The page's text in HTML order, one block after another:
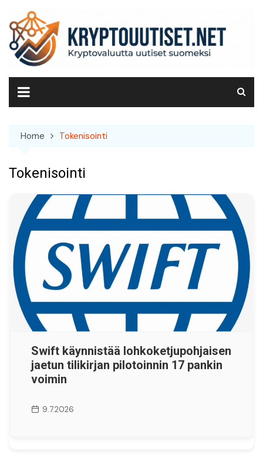
content
Home Tokenisointi
Tokenisointi
Swift käynnistää lohkoketjupohjaisen
jaetun tilikirjan pilotoinnin 17 pankin
voimin
9.7.2026